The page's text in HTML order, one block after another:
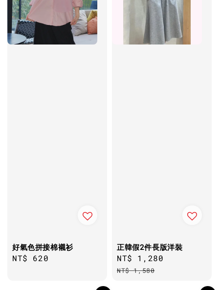
好氣色拼接棉襯衫
Regular
NT$ 620
正韓假2件長版洋裝
Sale
price
NT$ 1,280
NT$ 1,580